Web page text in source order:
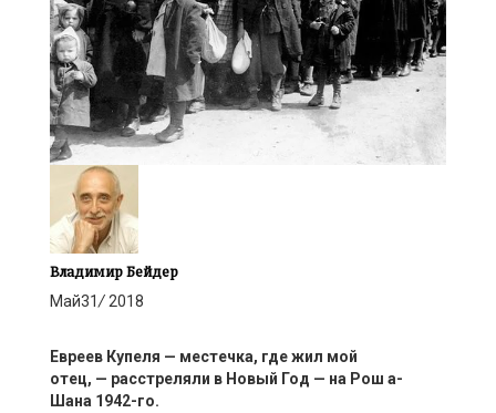
Владимир Бейдер
Май31/ 2018
Евреев Купеля — местечка, где жил мой
отец, — расстреляли в Новый Год — на Рош а-
Шана 1942-го.